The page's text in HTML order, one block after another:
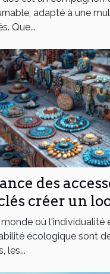
adapté à une
Que...
des
créer un
avec un
monde où l'individualité
écologique sont
les...